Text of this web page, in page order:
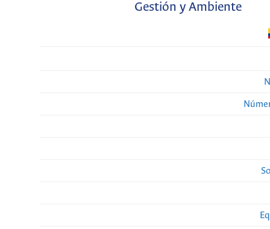
Gestión y Ambiente